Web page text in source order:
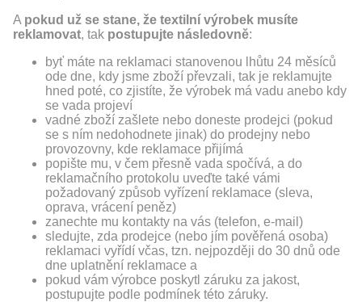
A pokud už se stane, že textilní výrobek musíte
reklamovat, tak postupujte následovně:
byť máte na reklamaci stanovenou lhůtu 24 měsíců
ode dne, kdy jsme zboží převzali, tak je reklamujte
hned poté, co zjistíte, že výrobek má vadu anebo kdy
se vada projeví
vadné zboží zašlete nebo doneste prodejci (pokud
se s ním nedohodnete jinak) do prodejny nebo
provozovny, kde reklamace přijímá
popište mu, v čem přesně vada spočívá, a do
reklamačního protokolu uveďte také vámi
požadovaný způsob vyřízení reklamace (sleva,
oprava, vrácení peněz)
zanechte mu kontakty na vás (telefon, e-mail)
sledujte, zda prodejce (nebo jím pověřená osoba)
reklamaci vyřídí včas, tzn. nejpozději do 30 dnů ode
dne uplatnění reklamace a
pokud vám výrobce poskytl záruku za jakost,
postupujte podle podmínek této záruky.